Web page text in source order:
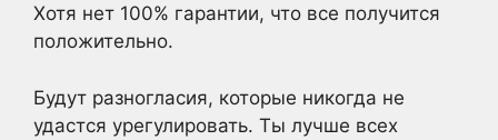
Хотя нет 100% гарантии, что все получится
положительно.
Будут разногласия, которые никогда не
удастся урегулировать. Ты лучше всех